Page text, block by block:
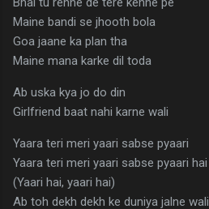
Maine bandi se jhooth bola
Goa jaane ka plan tha
Maine mana karke dil toda
Ab uska kya jo do din
Girlfriend baat nahi karne wali
Yaara teri meri yaari sabse pyaari
Yaara teri meri yaari sabse pyaari hai
(Yaari hai, yaari hai)
Ab toh dekh dekh ke duniya jalne wali